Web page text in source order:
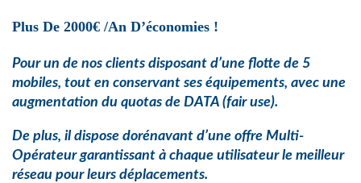
Plus De 2000€ /an D’économies !
Pour un de nos clients disposant d’une flotte de 5
mobiles, tout en conservant ses équipements, avec une
augmentation du quotas de DATA (fair use).
De plus, il dispose dorénavant d’une offre Multi-
Opérateur garantissant à chaque utilisateur le meilleur
réseau pour leurs déplacements.